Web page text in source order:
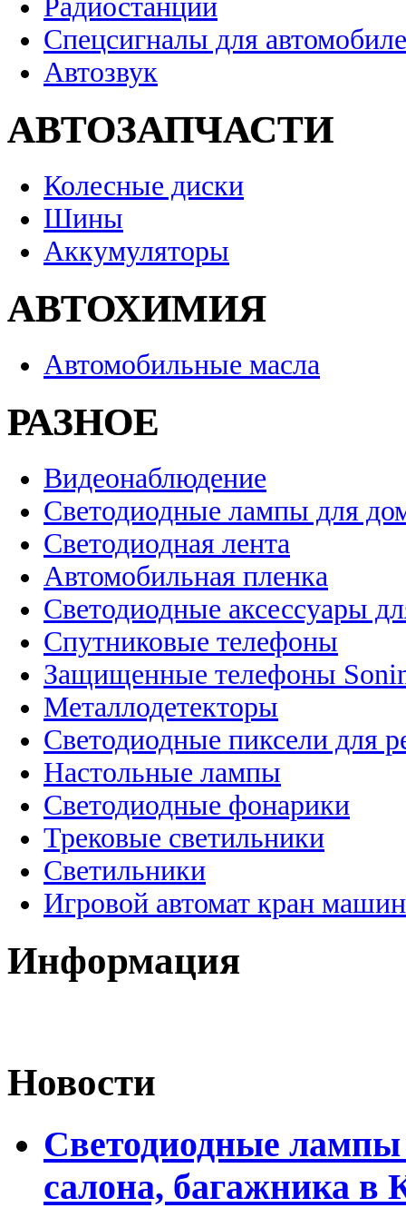
Радиостанции
Спецсигналы для
Автозвук
АВТОЗАПЧАСТИ
Колесные диски
Шины
Аккумуляторы
АВТОХИМИЯ
Автомобильные масла
РАЗНОЕ
Видеонаблюдение
Светодиодные лампы для
Светодиодная лента
Автомобильная пленка
Светодиодные аксессуары
Спутниковые телефоны
Защищенные телефоны
Металлодетекторы
Светодиодные пиксели для
Настольные лампы
Светодиодные фонарики
Трековые светильники
Светильники
Игровой автомат кран
Информация
Новости
Светодиодные лампы
салона, багажника в